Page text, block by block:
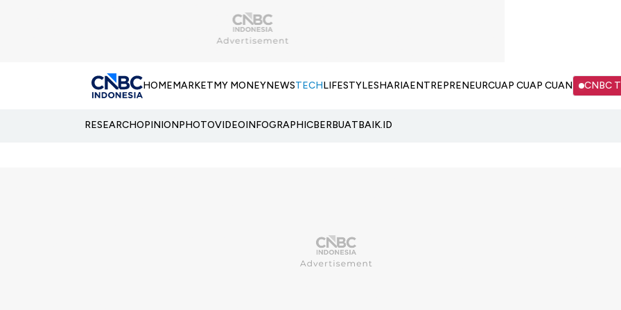
HOMEMARKETMY MONEYNEWSTECHLIFESTYLESHARIAENTREPRENEURCUAP CUAP CUAN CNBC
RESEARCHOPINIONPHOTOVIDEOINFOGRAPHICBERBUATBAIK.ID